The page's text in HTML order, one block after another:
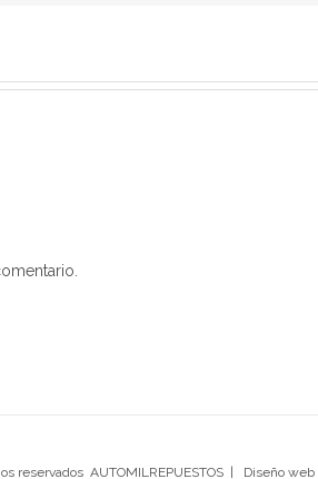
reservados AUTOMILREPUESTOS | Diseño web